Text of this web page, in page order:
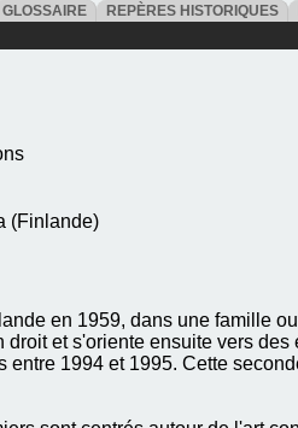
GLOSSAIRE REPÈRES HISTORIQUES